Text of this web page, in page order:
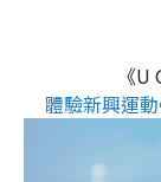
《
體驗新興運